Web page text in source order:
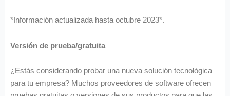
*Información actualizada hasta octubre 2023*.
Versión de prueba/gratuita
¿Estás considerando probar una nueva solución tecnológica
para tu empresa? Muchos proveedores de software ofrecen